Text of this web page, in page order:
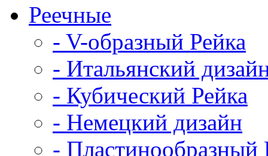
Реечные
- V-образный Рейка
- Итальянский
- Кубический Рейка
- Немецкий дизайн
- Пластинообразный